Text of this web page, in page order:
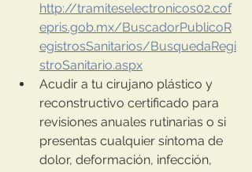
http://tramiteselectronicos02.cof
epris.gob.mx/BuscadorPublicoR
egistrosSanitarios/BusquedaRegi
stroSanitario.aspx
Acudir a tu cirujano plástico y
reconstructivo certificado para
revisiones anuales rutinarias o si
presentas cualquier síntoma de
dolor, deformación, infección,